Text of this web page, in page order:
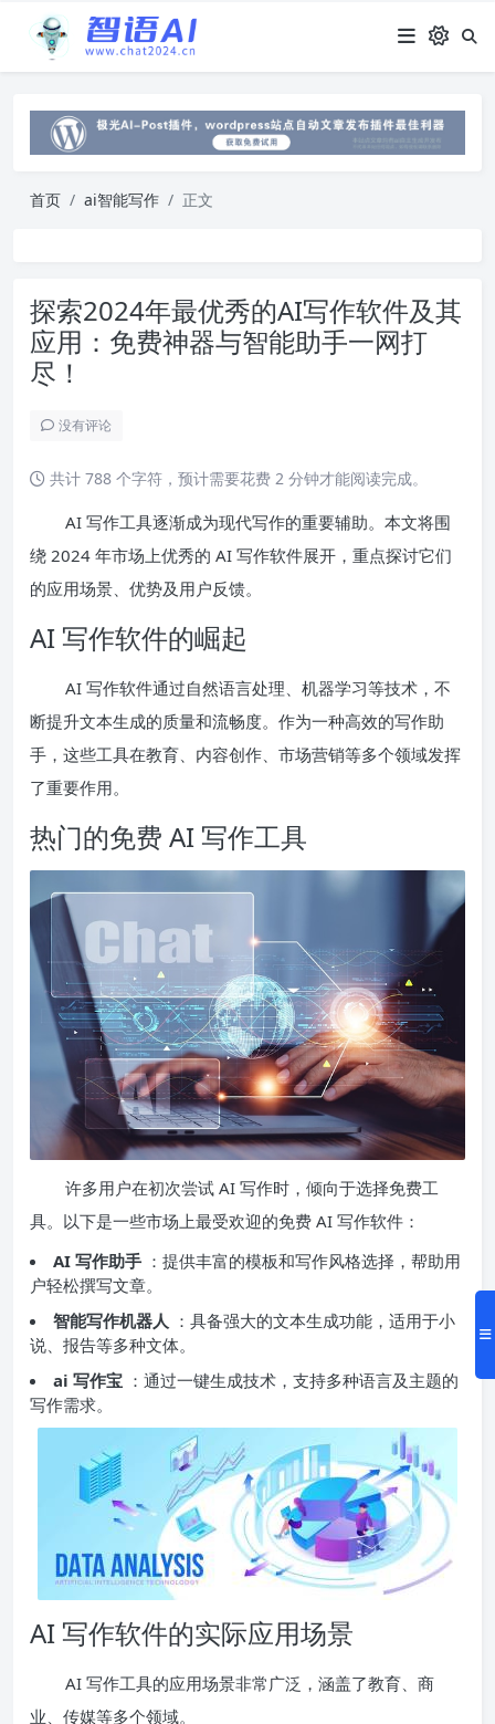
首页 ai智能写作 正文
探索2024年最优秀的AI写作软件及其
应用：免费神器与智能助手一网打
尽！
没有评论
共计 788 个字符，预计需要花费 2 分钟才能阅读完成。
AI 写作工具逐渐成为现代写作的重要辅助。本文将围
绕 2024 年市场上优秀的 AI 写作软件展开，重点探讨它们
的应用场景、优势及用户反馈。
AI 写作软件的崛起
AI 写作软件通过自然语言处理、机器学习等技术，不
断提升文本生成的质量和流畅度。作为一种高效的写作助
手，这些工具在教育、内容创作、市场营销等多个领域发挥
了重要作用。
热门的免费 AI 写作工具
许多用户在初次尝试 AI 写作时，倾向于选择免费工
具。以下是一些市场上最受欢迎的免费 AI 写作软件：
AI 写作助手 ：提供丰富的模板和写作风格选择，帮助用
户轻松撰写文章。
智能写作机器人 ：具备强大的文本生成功能，适用于小
说、报告等多种文体。
ai 写作宝 ：通过一键生成技术，支持多种语言及主题的
写作需求。
AI 写作软件的实际应用场景
AI 写作工具的应用场景非常广泛，涵盖了教育、商
业、传媒等多个领域。